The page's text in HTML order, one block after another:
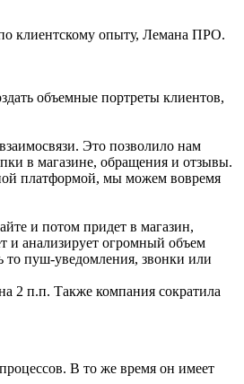
клиентскому опыту, Лемана ПРО.
объемные портреты клиентов,
Это позволило нам
в магазине, обращения и отзывы.
платформой, мы можем вовремя
и потом придет в магазин,
и анализирует огромный объем
то пуш-уведомления, звонки или
2 п.п. Также компания сократила
В то же время он имеет